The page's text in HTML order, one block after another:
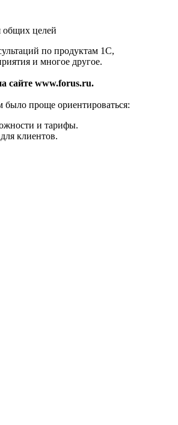
общих целей
по продуктам 1С,
и многое другое.
сайте www.forus.ru.
было проще ориентироваться:
и тарифы.
клиентов.